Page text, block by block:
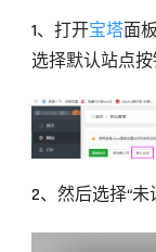
1、打开宝塔面
选择默认站点
2、然后选择“